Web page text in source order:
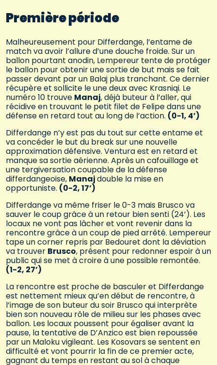
Première période
Malheureusement pour Differdange, l’entame de
match va avoir l’allure d’une douche froide. Sur un
ballon pourtant anodin, Lempereur tente de protéger
le ballon pour obtenir une sortie de but mais se fait
passer devant par un Balaj plus tranchant. Ce dernier
récupère et sollicite le une deux avec Krasniqi. Le
numéro 10 trouve Manaj, déjà buteur à l’aller, qui
récidive en trouvant le petit filet de Felipe dans une
défense en retard tout au long de l’action. (0-1, 4’)
Differdange n’y est pas du tout sur cette entame et
va concéder le but du break sur une nouvelle
approximation défensive. Ventura est en retard et
manque sa sortie aérienne. Après un cafouillage et
une tergiversation coupable de la défense
differdangeoise, Manajdouble la mise en
opportuniste. (0-2, 17’)
Differdange va même friser le 0-3 mais Brusco va
sauver le coup grâce à un retour bien senti (24’). Les
locaux ne vont pas lâcher et vont revenir dans la
rencontre grâce à un coup de pied arrêté. Lempereur
tape un corner repris par Bedouret dont la déviation
va trouver Brusco, présent pour redonner espoir à un
public qui se met à croire à une possible remontée.
(1-2, 27’)
La rencontre est proche de basculer et Differdange
est nettement mieux qu’en début de rencontre, à
l’image de son buteur du soir Brusco qui interprète
bien son nouveau rôle de milieu sur les phases avec
ballon. Les locaux poussent pour égaliser avant la
pause, la tentative de D’Anzico est bien repoussée
par un Maloku vigileant. Les Kosovars se sentent en
difficulté et vont pourrir la fin de ce premier acte,
gagnant du temps en restant au sol à chaque